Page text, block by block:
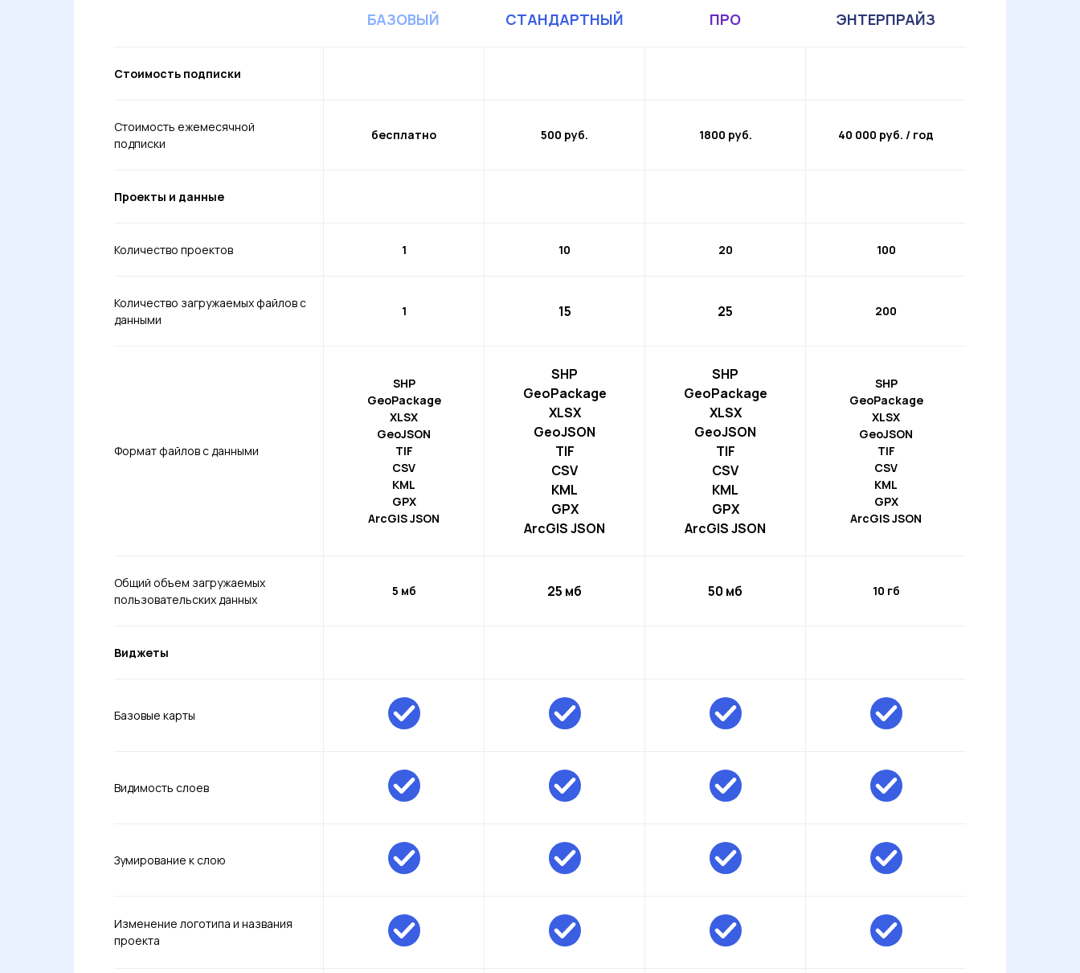
БАЗОВЫЙ СТАНДАРТНЫЙ ПРО ЭНТЕРПРАЙЗ
Стоимость подписки
Стоимость ежемесячной
подписки
бесплатно 500 руб. 1800 руб. 40 000 руб. / год
Проекты и данные
Количество проектов 1 10 20 100
Количество загружаемых файлов с
данными
1 15 25 200
Формат файлов с данными
SHP
GeoPackage
XLSX
GeoJSON
TIF
CSV
KML
GPX
ArcGIS JSON
SHP
GeoPackage
XLSX
GeoJSON
TIF
CSV
KML
GPX
ArcGIS JSON
SHP
GeoPackage
XLSX
GeoJSON
TIF
CSV
KML
GPX
ArcGIS JSON
SHP
GeoPackage
XLSX
GeoJSON
TIF
CSV
KML
GPX
ArcGIS JSON
Общий объем загружаемых
пользовательских данных
5 мб 25 мб 50 мб 10 гб
Виджеты
Базовые карты
Видимость слоев
Зумирование к слою
Изменение логотипа и названия
проекта